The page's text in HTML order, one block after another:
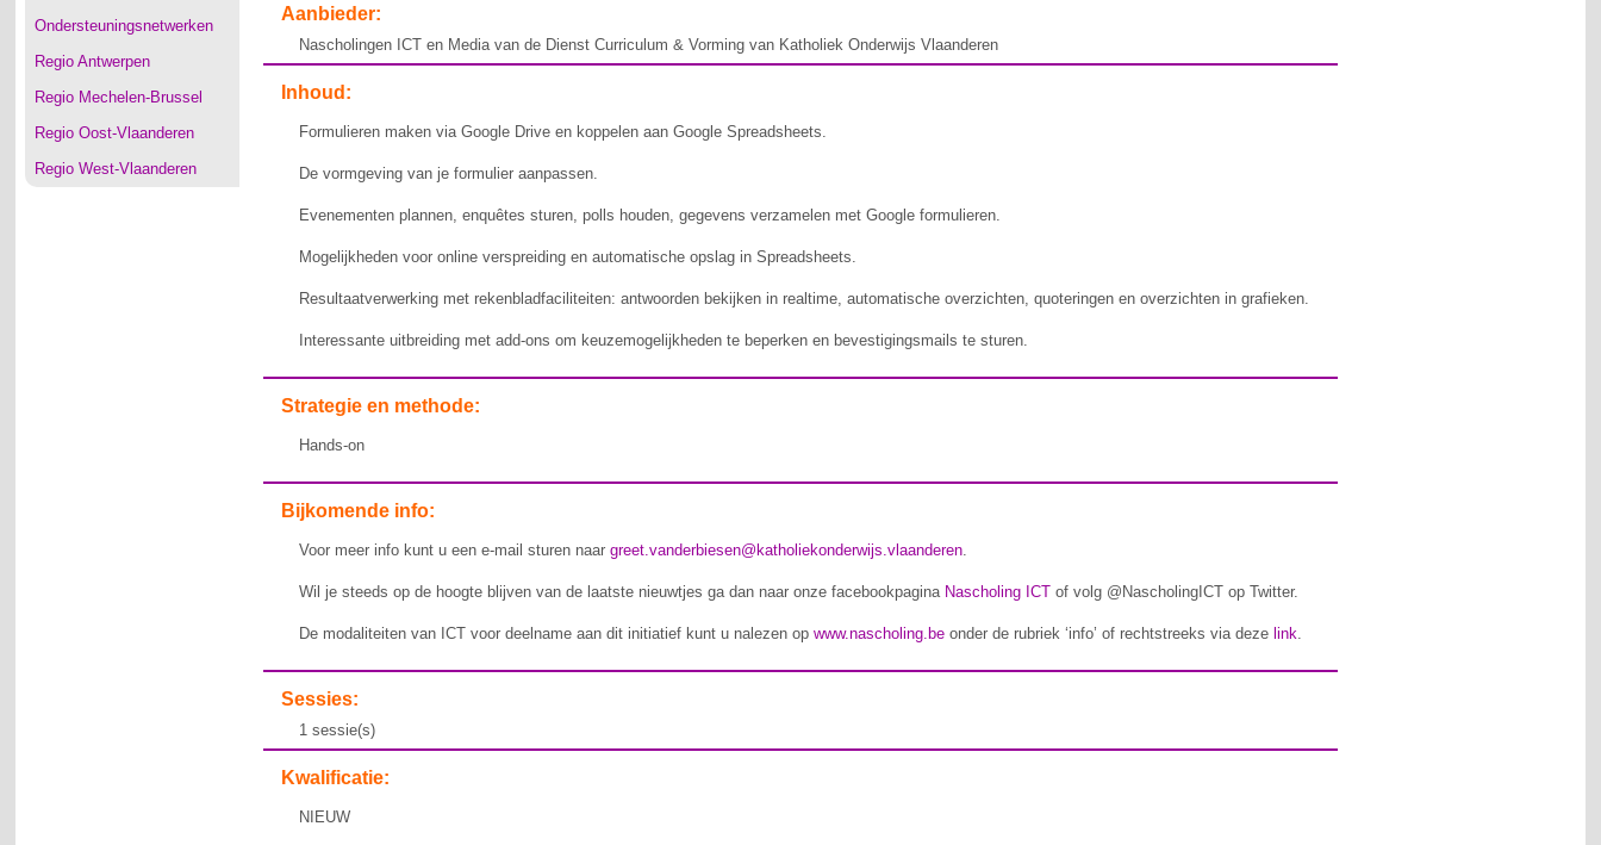
Ondersteuningsnetwerken
Regio Antwerpen
Regio Mechelen-Brussel
Regio Oost-Vlaanderen
Regio West-Vlaanderen
Aanbieder:
Nascholingen ICT en Media van de Dienst Curriculum & Vorming van Katholiek Onderwijs Vlaanderen
Inhoud:
Formulieren maken via Google Drive en koppelen aan Google Spreadsheets.
De vormgeving van je formulier aanpassen.
Evenementen plannen, enquêtes sturen, polls houden, gegevens verzamelen met Google formulieren.
Mogelijkheden voor online verspreiding en automatische opslag in Spreadsheets.
Resultaatverwerking met rekenbladfaciliteiten: antwoorden bekijken in realtime, automatische overzichten, quoteringen en overzichten in grafieken.
Interessante uitbreiding met add-ons om keuzemogelijkheden te beperken en bevestigingsmails te sturen.
Strategie en methode:
Hands-on
Bijkomende info:
Voor meer info kunt u een e-mail sturen naargreet.vanderbiesen@katholiekonderwijs.vlaanderen.
Wil je steeds op de hoogte blijven van de laatste nieuwtjes ga dan naar onze facebookpagina Nascholing ICT of volg @NascholingICT op Twitter.
De modaliteiten van ICT voor deelname aan dit initiatief kunt u nalezen opwww.nascholing.be onder de rubriek ‘info’ of rechtstreeks via deze link.
Sessies:
1 sessie(s)
Kwalificatie:
NIEUW